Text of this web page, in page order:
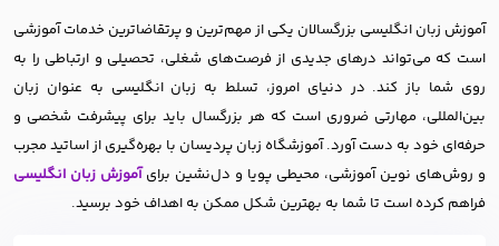
آموزش زبان انگلیسی بزرگسالان یکی از مهم‌ترین و پرتقاضاترین خدمات آموزشی
است که می‌تواند درهای جدیدی از فرصت‌های شغلی، تحصیلی و ارتباطی را به
روی شما باز کند. در دنیای امروز، تسلط به زبان انگلیسی به عنوان زبان
بین‌المللی، مهارتی ضروری است که هر بزرگسال باید برای پیشرفت شخصی و
حرفه‌ای خود به دست آورد. آموزشگاه زبان پردیسان با بهره‌گیری از اساتید مجرب
و روش‌های نوین آموزشی، محیطی پویا و دل‌نشین برایآموزش زبان انگلیسی
فراهم کرده است تا شما به بهترین شکل ممکن به اهداف خود برسید.